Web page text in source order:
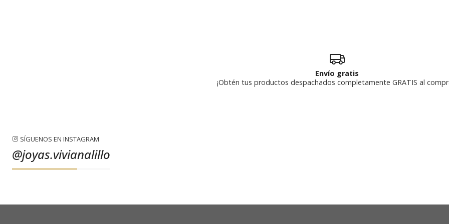
Envío gratis
¡Obtén tus productos despachados completamente GRATIS al
SÍGUENOS EN INSTAGRAM
@joyas.vivianalillo